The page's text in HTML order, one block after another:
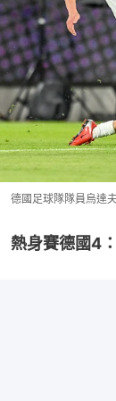
德國足球隊隊員烏達
熱身賽德國4